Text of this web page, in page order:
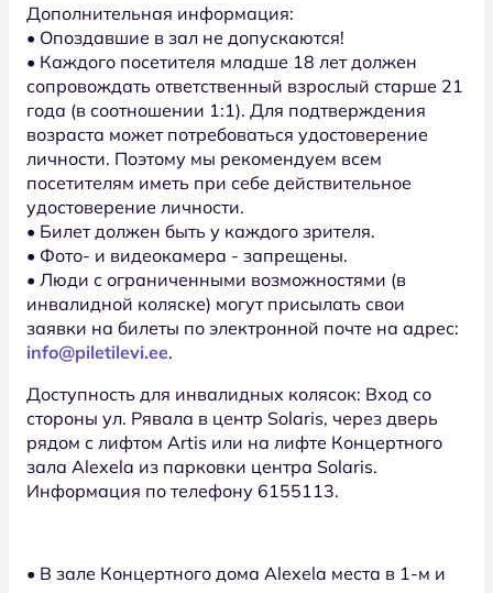
Дополнительная информация:
• Опоздавшие в зал не допускаются!
• Каждого посетителя младше 18 лет должен
сопровождать ответственный взрослый старше 21
года (в соотношении 1:1). Для подтверждения
возраста может потребоваться удостоверение
личности. Поэтому мы рекомендуем всем
посетителям иметь при себе действительное
удостоверение личности.
• Билет должен быть у каждого зрителя.
• Фото- и видеокамера - запрещены.
• Люди с ограниченными возможностями (в
инвалидной коляске) могут присылать свои
заявки на билеты по электронной почте на адрес:
info@piletilevi.ee.
Доступность для инвалидных колясок: Вход со
стороны ул. Рявала в центр Solaris, через дверь
рядом с лифтом Artis или на лифте Концертного
зала Alexela из парковки центра Solaris.
Информация по телефону 6155113.
• В зале Концертного дома Alexela места в 1-м и